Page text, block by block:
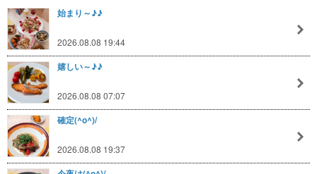
始まり～♪♪
2026.08.08 19:44
嬉しい～♪♪
2026.08.08 07:07
確定(^o^)/
2026.08.08 19:37